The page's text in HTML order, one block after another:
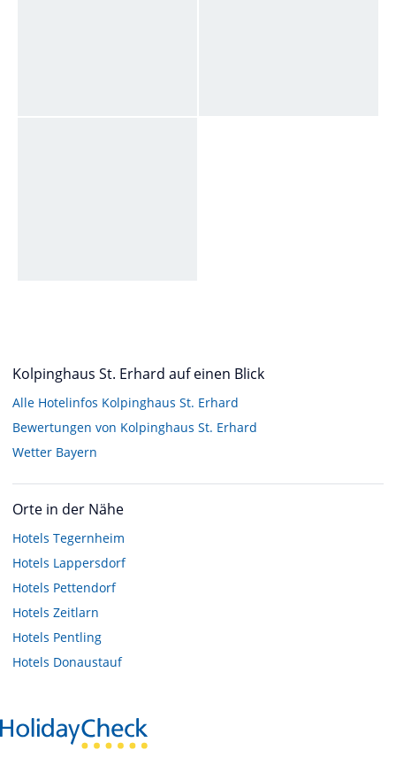
Kolpinghaus St. Erhard auf einen Blick
Alle Hotelinfos Kolpinghaus St. Erhard
Bewertungen von Kolpinghaus St. Erhard
Wetter Bayern
Orte in der Nähe
Hotels Tegernheim
Hotels Lappersdorf
Hotels Pettendorf
Hotels Zeitlarn
Hotels Pentling
Hotels Donaustauf